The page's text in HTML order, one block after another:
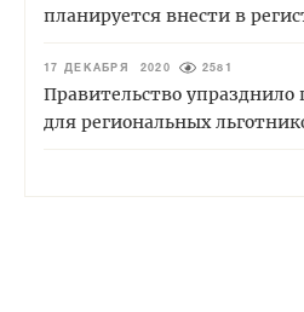
планируется внести в
17 ДЕКАБРЯ 2020 2581
Правительство упразднило
для региональных